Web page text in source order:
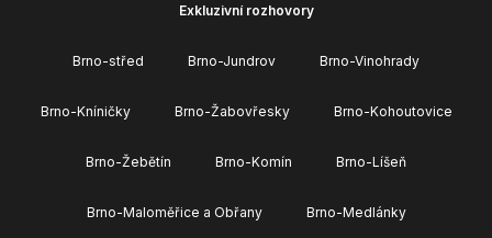
Exkluzivní rozhovory
Brno-střed Brno-Jundrov Brno-Vinohrady
Brno-Kníničky Brno-Žabovřesky Brno-Kohoutovice
Brno-Žebětín Brno-Komín Brno-Líšeň
Brno-Maloměřice a Obřany Brno-Medlánky